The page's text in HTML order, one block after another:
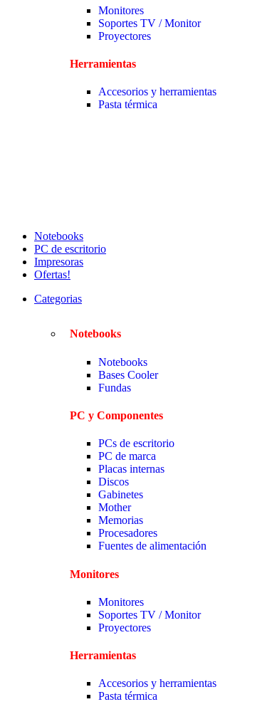
Monitores
Soportes TV / Monitor
Proyectores
Herramientas
Accesorios y herramientas
Pasta térmica
Notebooks
PC de escritorio
Impresoras
Ofertas!
Categorias
Notebooks
Notebooks
Bases Cooler
Fundas
PC y Componentes
PCs de escritorio
PC de marca
Placas internas
Discos
Gabinetes
Mother
Memorias
Procesadores
Fuentes de alimentación
Monitores
Monitores
Soportes TV / Monitor
Proyectores
Herramientas
Accesorios y herramientas
Pasta térmica